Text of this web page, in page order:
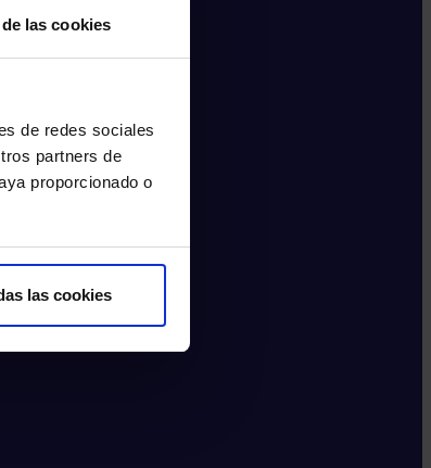
las cookies
de redes sociales
partners de
proporcionado o
las cookies